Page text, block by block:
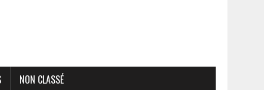
NON CLASSÉ